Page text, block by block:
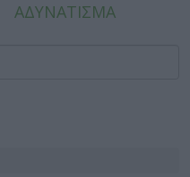
ΑΔΥΝΑΤΙΣΜΑ